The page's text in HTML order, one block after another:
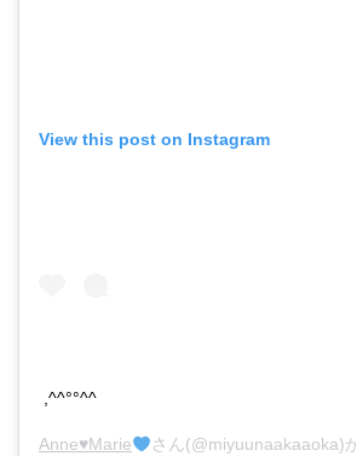
View this post on Instagram
,^^°°^^
Anne♥️Marie さん(@miyuunaakaaoka)